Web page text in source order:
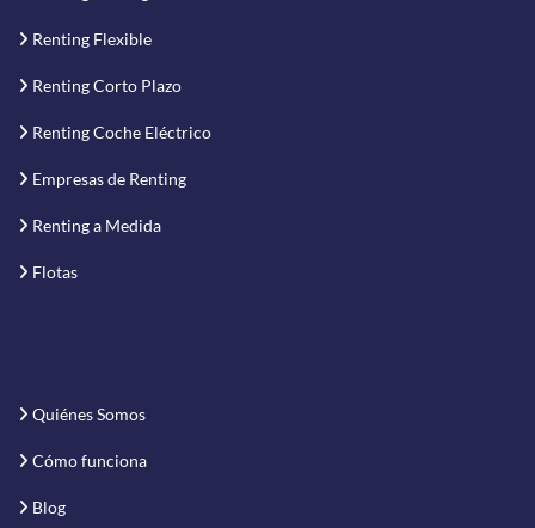
Renting Flexible
Renting Corto Plazo
Renting Coche Eléctrico
Empresas de Renting
Renting a Medida
Flotas
Quiénes Somos
Cómo funciona
Blog